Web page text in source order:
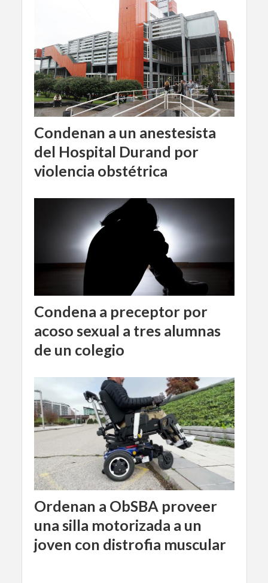
Condenan a un anestesista
del Hospital Durand por
violencia obstétrica
Condena a preceptor por
acoso sexual a tres alumnas
de un colegio
Ordenan a ObSBA proveer
una silla motorizada a un
joven con distrofia muscular